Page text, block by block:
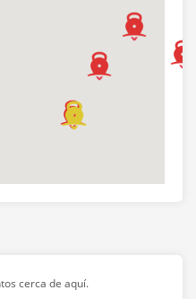
cerca de aquí.